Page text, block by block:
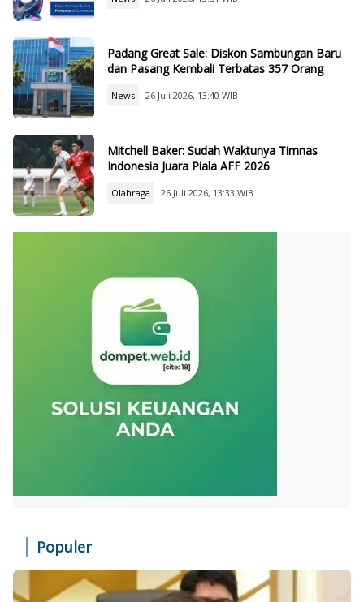
Padang Great Sale: Diskon Sambungan Baru
dan Pasang Kembali Terbatas 357 Orang
News 26 Juli 2026, 13:40 WIB
Mitchell Baker: Sudah Waktunya Timnas
Indonesia Juara Piala AFF 2026
Olahraga 26 Juli 2026, 13:33 WIB
Populer